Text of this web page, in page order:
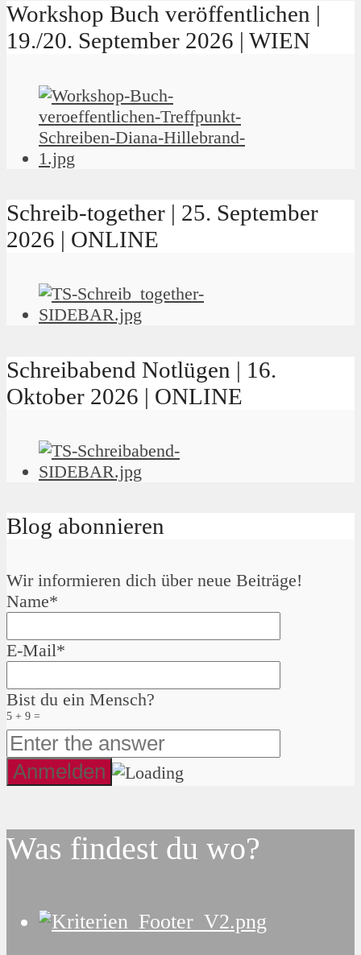
Workshop Buch veröffentlichen |
19./20. September 2026 | WIEN
Schreib-together | 25. September
2026 | ONLINE
Schreibabend Notlügen | 16.
Oktober 2026 | ONLINE
Blog abonnieren
Wir informieren dich über neue Beiträge!
Name*
E-Mail*
Bist du ein Mensch?
5 + 9 =
Was findest du wo?